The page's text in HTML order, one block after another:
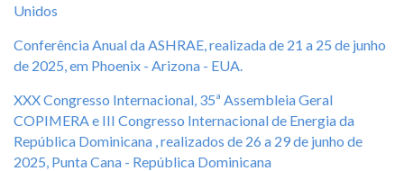
Unidos
Conferência Anual da ASHRAE, realizada de 21 a 25 de junho
de 2025, em Phoenix - Arizona - EUA.
XXX Congresso Internacional, 35ª Assembleia Geral
COPIMERA e III Congresso Internacional de Energia da
República Dominicana , realizados de 26 a 29 de junho de
2025, Punta Cana - República Dominicana